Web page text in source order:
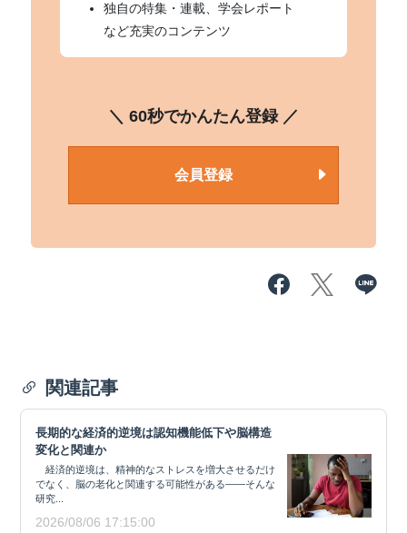
独自の特集・連載、学会レポート
など充実のコンテンツ
＼ 60秒でかんたん登録 ／
会員登録
関連記事
長期的な経済的逆境は認知機能低下や脳構造
変化と関連か
経済的逆境は、精神的なストレスを増大させるだけ
でなく、脳の老化と関連する可能性がある——そんな
研究...
2026/08/06 17:15:00